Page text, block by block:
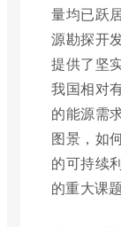
量均已跃
源勘探开
提供了坚
我国相对
的能源需
图景，如
的可持续
的重大课题